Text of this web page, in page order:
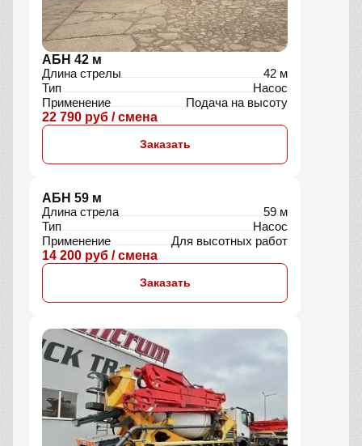
АБН 42 м
Длина стрелы
42 м
Тип
Насос
Применение
Подача на высоту
22 790 руб / смена
Заказать
АБН 59 м
Длина стрела
59 м
Тип
Применение
Для высотных работ
14 200 руб / смена